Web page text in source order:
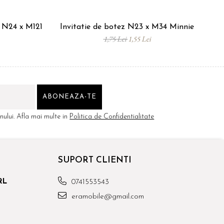
x M121 Invitatie de botez N23 x M34 Minnie
1,75 Lei1,55 Lei
Afla mai multe in Politica de Confidentialitate
SUPORT CLIENTI
0741553543
eramobile@gmail.com